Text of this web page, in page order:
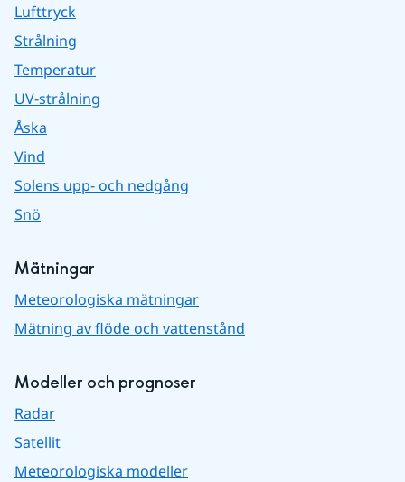
Lufttryck
Strålning
Temperatur
UV-strålning
Åska
Vind
Solens upp- och nedgång
Snö
Mätningar
Meteorologiska mätningar
Mätning av flöde och vattenstånd
Modeller och prognoser
Radar
Satellit
Meteorologiska modeller